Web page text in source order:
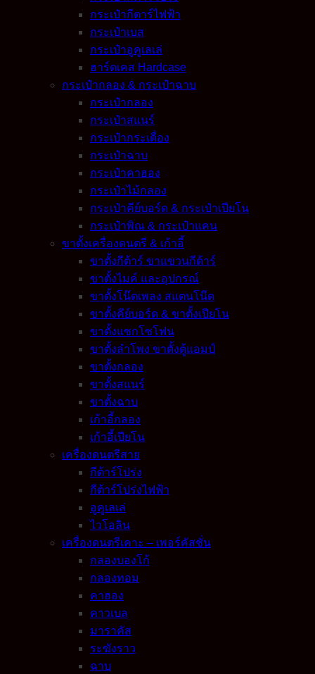
กระเป๋ากีตาร์ไฟฟ้า
กระเป๋าเบส
กระเป๋าอูคูเลเล่
ฮาร์ดเคส Hardcase
กระเป๋ากลอง & กระเป๋าฉาบ
กระเป๋ากลอง
กระเป๋าสแนร์
กระเป๋ากระเดื่อง
กระเป๋าฉาบ
กระเป๋าคาฮอง
กระเป๋าไม้กลอง
กระเป๋าคีย์บอร์ด & กระเป๋าเปียโน
กระเป๋าพิณ & กระเป๋าแคน
ขาตั้งเครื่องดนตรี & เก้าอี้
ขาตั้งกีต้าร์ ขาแขวนกีต้าร์
ขาตั้งไมค์ และอุปกรณ์
ขาตั้งโน๊ตเพลง สแตนโน๊ต
ขาตั้งคีย์บอร์ด & ขาตั้งเปียโน
ขาตั้งแซกโซโฟน
ขาตั้งลำโพง ขาตั้งตู้แอมป์
ขาตั้งกลอง
ขาตั้งสแนร์
ขาตั้งฉาบ
เก้าอี้กลอง
เก้าอี้เปียโน
เครื่องดนตรีสาย
กีต้าร์โปร่ง
กีต้าร์โปร่งไฟฟ้า
อูคูเลเล่
ไวโอลิน
เครื่องดนตรีเคาะ – เพอร์คัสชั่น
กลองบองโก้
กลองทอม
คาฮอง
คาวเบล
มาราคัส
ระฆังราว
ฉาบ